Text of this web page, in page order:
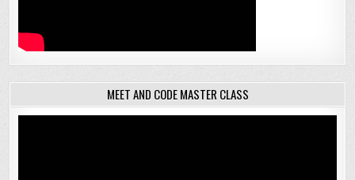
MEET AND CODE MASTER CLASS